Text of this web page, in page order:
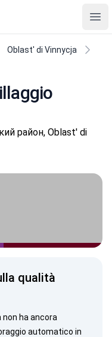
Oblast' di Vinnycja
район, Oblast' di
qualità
ha ancora
automatico in